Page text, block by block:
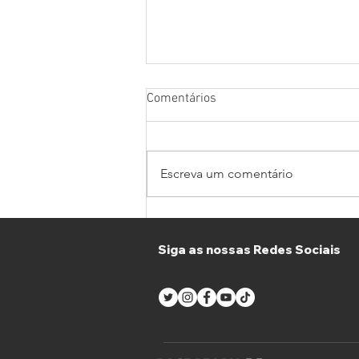
CV Performance x JP
vantagens do Supercars
Comentários
Escreva um comentário
Siga as nossas Redes Sociais